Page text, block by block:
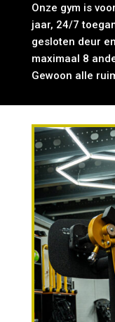
Onze gym is
jaar, 24/7
gesloten deur
maximaal 8
Gewoon alle